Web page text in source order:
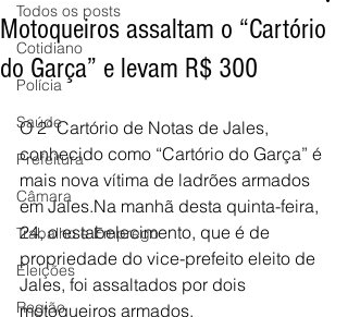
Todos os posts
Cotidiano
Polícia
Saúde
Prefeitura
Câmara
Trabalho e Emprego
Eleições
Região
Motoqueiros assaltam o “Cartório
do Garça” e levam R$ 300
O 2º Cartório de Notas de Jales,
conhecido como “Cartório do Garça” é
mais nova vítima de ladrões armados
em Jales.Na manhã desta quinta-feira,
24, o estabelecimento, que é de
propriedade do vice-prefeito eleito de
Jales, foi assaltados por dois
motoqueiros armados.